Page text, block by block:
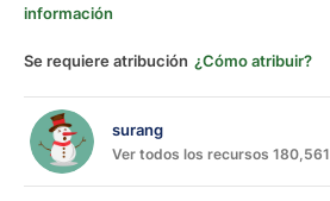
información
Se requiere atribución ¿Cómo atribuir?
surang
Ver todos los recursos 180,561